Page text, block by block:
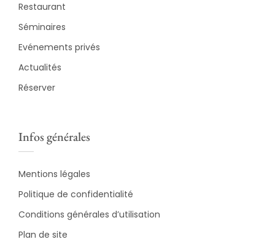
Restaurant
Séminaires
Evénements privés
Actualités
Réserver
Infos générales
Mentions légales
Politique de confidentialité
Conditions générales d’utilisation
Plan de site